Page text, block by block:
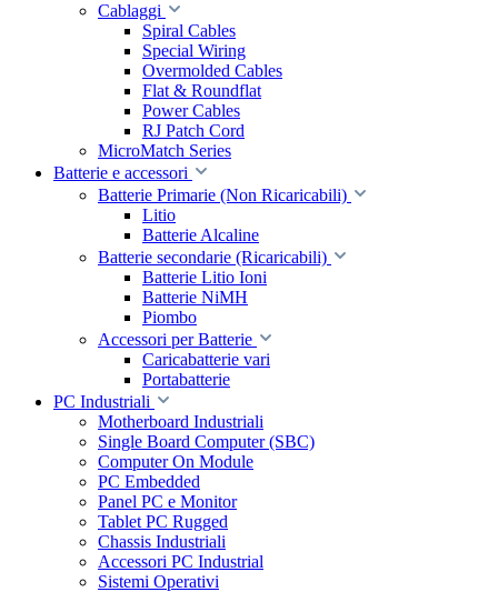
Cablaggi
Spiral Cables
Special Wiring
Overmolded Cables
Flat & Roundflat
Power Cables
RJ Patch Cord
MicroMatch Series
Batterie e accessori
Batterie Primarie (Non Ricaricabili)
Litio
Batterie Alcaline
Batterie secondarie (Ricaricabili)
Batterie Litio Ioni
Batterie NiMH
Piombo
Accessori per Batterie
Caricabatterie vari
Portabatterie
PC Industriali
Motherboard Industriali
Single Board Computer (SBC)
Computer On Module
PC Embedded
Panel PC e Monitor
Tablet PC Rugged
Chassis Industriali
Accessori PC Industrial
Sistemi Operativi